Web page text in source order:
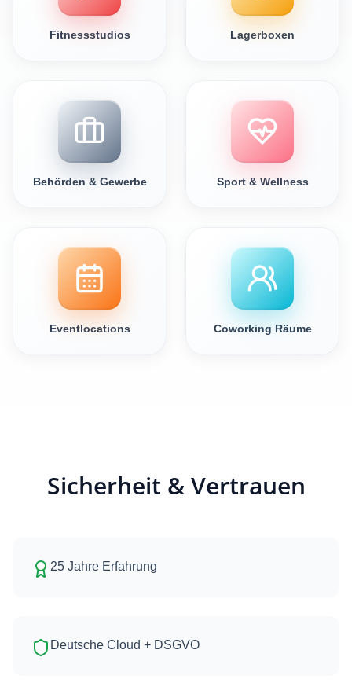
Media Service. Sind mit den Service
Fitnessstudios Lagerboxen
Behörden & Gewerbe Sport & Wellness
Eventlocations Coworking Räume
Sicherheit & Vertrauen
25 Jahre Erfahrung
Deutsche Cloud + DSGVO